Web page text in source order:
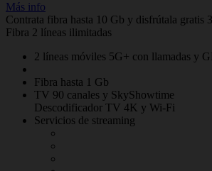
Más info
Contrata fibra hasta 10 Gb y disfrútala gratis
Fibra 2 líneas ilimitadas
2 líneas móviles 5G+ con llamadas y
Fibra hasta 1 Gb
TV 90 canales y SkyShowtime
Descodificador TV 4K y Wi-Fi
Servicios de streaming